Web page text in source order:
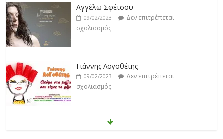
Γιάννης Λογοθέτης
09/02/2023
Δεν επιτρέπεται
σχολιασμός
Anemos
03/02/2023
Δεν επιτρέπεται
σχολιασμός
Θοδωρής Φέρρης